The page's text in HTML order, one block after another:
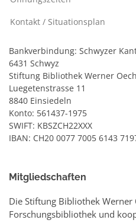
Kontakt / Situationsplan
Bankverbindung: Schwyzer
6431 Schwyz
Stiftung Bibliothek Werner
Luegetenstrasse 11
8840 Einsiedeln
Konto: 561437-1975
SWIFT: KBSZCH22XXX
IBAN: CH20 0077 7005 6143
Mitgliedschaften
Die Stiftung Bibliothek Werner
Forschungsbibliothek und